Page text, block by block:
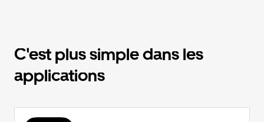
C'est plus simple dans les
applications